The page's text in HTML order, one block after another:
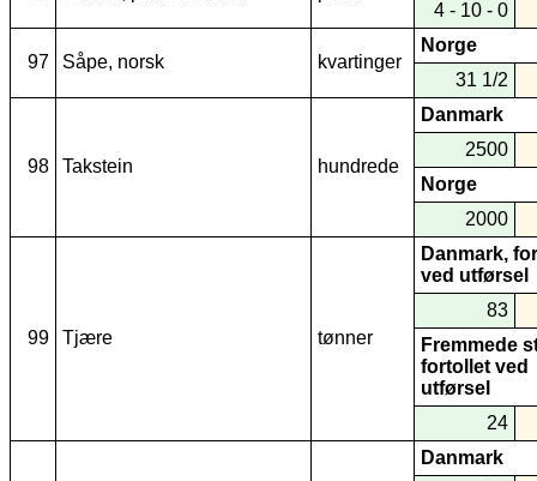
4 - 10 - 0
97 Såpe, norsk kvartinger
Norge
31 1/2
98 Takstein hundrede
Danmark
2500
Norge
2000
99 Tjære tønner
Danmark,
ved utførsel
83
Fremmede
fortollet ved
utførsel
24
Danmark